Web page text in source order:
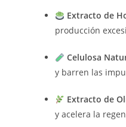
Extracto de
producción
Celulosa
y barren las
Extracto de
y acelera la